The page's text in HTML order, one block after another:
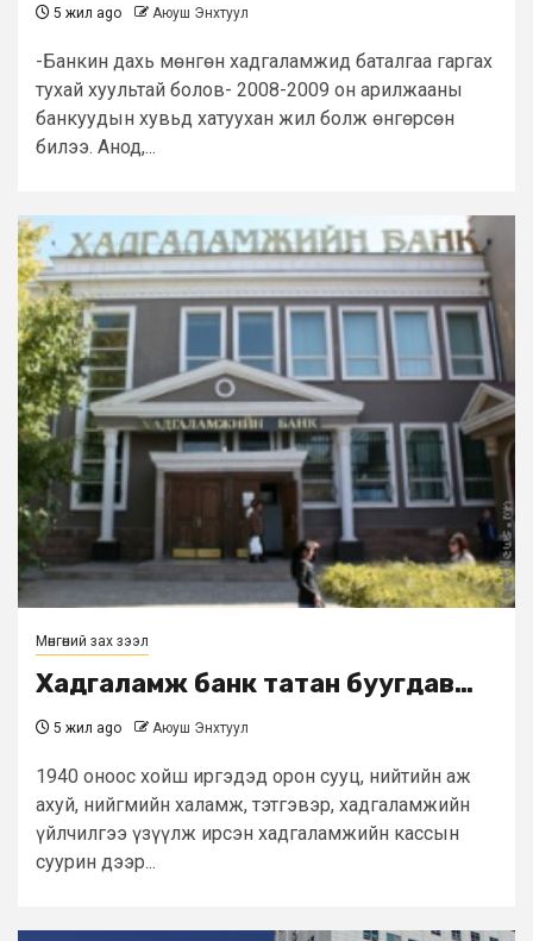
5 жил ago Аюуш Энхтуул
-Банкин дахь мөнгөн хадгаламжид баталгаа гаргах
тухай хуультай болов- 2008-2009 он арилжааны
банкуудын хувьд хатуухан жил болж өнгөрсөн
билээ. Анод,...
Мөнгөний зах зээл
Хадгаламж банк татан буугдав…
5 жил ago Аюуш Энхтуул
1940 оноос хойш иргэдэд орон сууц, нийтийн аж
ахуй, нийгмийн халамж, тэтгэвэр, хадгаламжийн
үйлчилгээ үзүүлж ирсэн хадгаламжийн кассын
суурин дээр...